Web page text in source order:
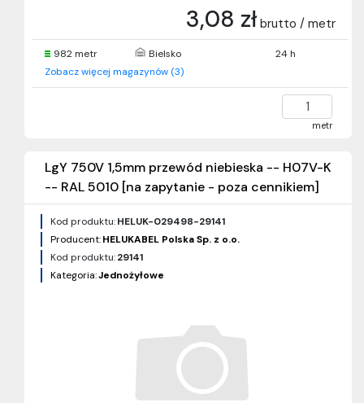
3,08 zł brutto / metr
982 metr Bielsko
24 h
Zobacz więcej magazynów (3)
metr
LgY 750V 1,5mm przewód niebieska -- H07V-K
-- RAL 5010 [na zapytanie - poza cennikiem]
Kod produktu:HELUK-029498-29141
Producent:HELUKABEL Polska Sp. z o.o.
Kod produktu:29141
Kategoria:Jednożyłowe